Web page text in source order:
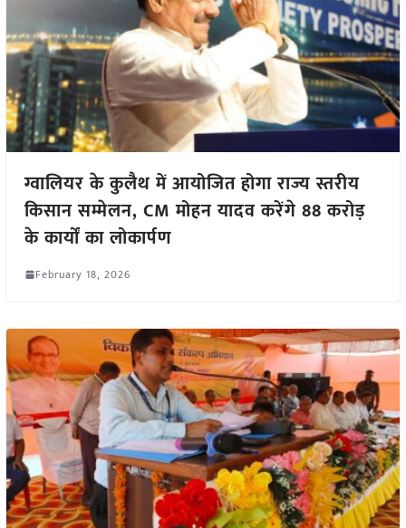
ग्वालियर के कुलैथ में आयोजित होगा राज्य स्तरीय
किसान सम्मेलन, CM मोहन यादव करेंगे 88 करोड़
के कार्यों का लोकार्पण
February 18, 2026